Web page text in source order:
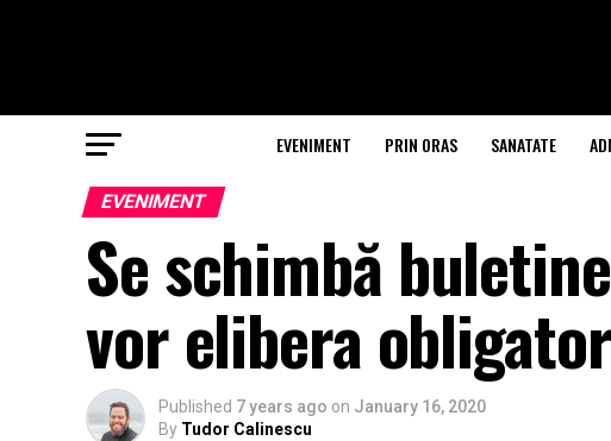
EVENIMENT PRIN ORAS SANATATE
EVENIMENT
Se schimbă
vor elibera
Published 7 years ago on January 16, 2020
By Tudor Calinescu